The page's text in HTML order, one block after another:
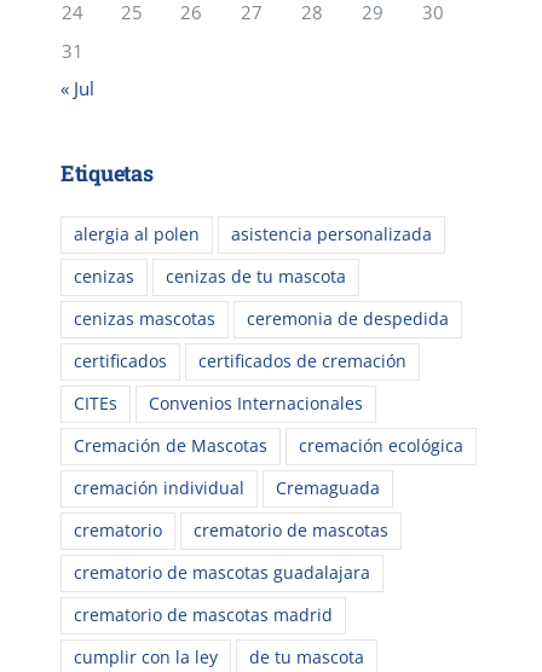
24 25 26 27 28 29
30
31
« Jul
Etiquetas
alergia al polen
asistencia personalizada
cenizas
cenizas de tu mascota
cenizas mascotas
ceremonia de despedida
certificados
certificados de cremación
CITEs
Convenios Internacionales
Cremación de Mascotas
cremación ecológica
cremación individual
Cremaguada
crematorio
crematorio de mascotas
crematorio de mascotas guadalajara
crematorio de mascotas madrid
cumplir con la ley
de tu mascota